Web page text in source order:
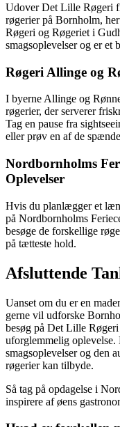
Udover Det Lille Røgeri
røgerier på Bornholm,
Røgeri og Røgeriet i
smagsoplevelser og er et
Røgeri Allinge og
I byerne Allinge og
røgerier, der serverer
Tag en pause fra
eller prøv en af de
Nordbornholms
Oplevelser
Hvis du planlægger et
på Nordbornholms
besøge de forskellige
på tætteste hold.
Afsluttende
Uanset om du er en
gerne vil udforske
besøg på Det Lille
uforglemmelig
smagsoplevelser og den
røgerier kan tilbyde.
Så tag på opdagelse i
inspirere af øens